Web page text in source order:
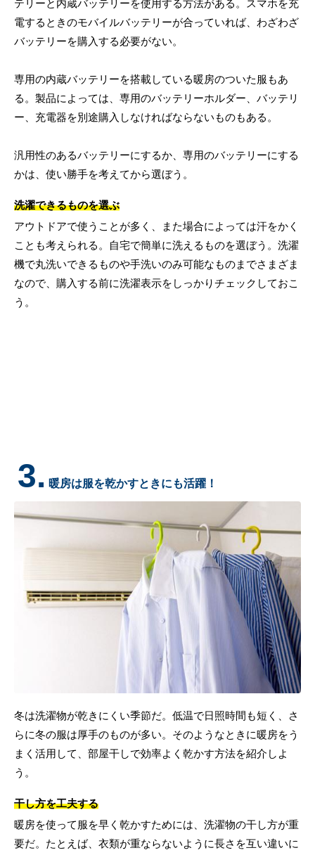
テリーと内蔵バッテリーを使用する方法がある。スマホを充
電するときのモバイルバッテリーが合っていれば、わざわざ
バッテリーを購入する必要がない。
専用の内蔵バッテリーを搭載している暖房のついた服もあ
る。製品によっては、専用のバッテリーホルダー、バッテリ
ー、充電器を別途購入しなければならないものもある。
汎用性のあるバッテリーにするか、専用のバッテリーにする
かは、使い勝手を考えてから選ぼう。
洗濯できるものを選ぶ
アウトドアで使うことが多く、また場合によっては汗をかく
ことも考えられる。自宅で簡単に洗えるものを選ぼう。洗濯
機で丸洗いできるものや手洗いのみ可能なものまでさまざま
なので、購入する前に洗濯表示をしっかりチェックしておこ
う。
3. 暖房は服を乾かすときにも活躍！
冬は洗濯物が乾きにくい季節だ。低温で日照時間も短く、さ
らに冬の服は厚手のものが多い。そのようなときに暖房をう
まく活用して、部屋干しで効率よく乾かす方法を紹介しよ
う。
干し方を工夫する
暖房を使って服を早く乾かすためには、洗濯物の干し方が重
要だ。たとえば、衣類が重ならないように長さを互い違いに